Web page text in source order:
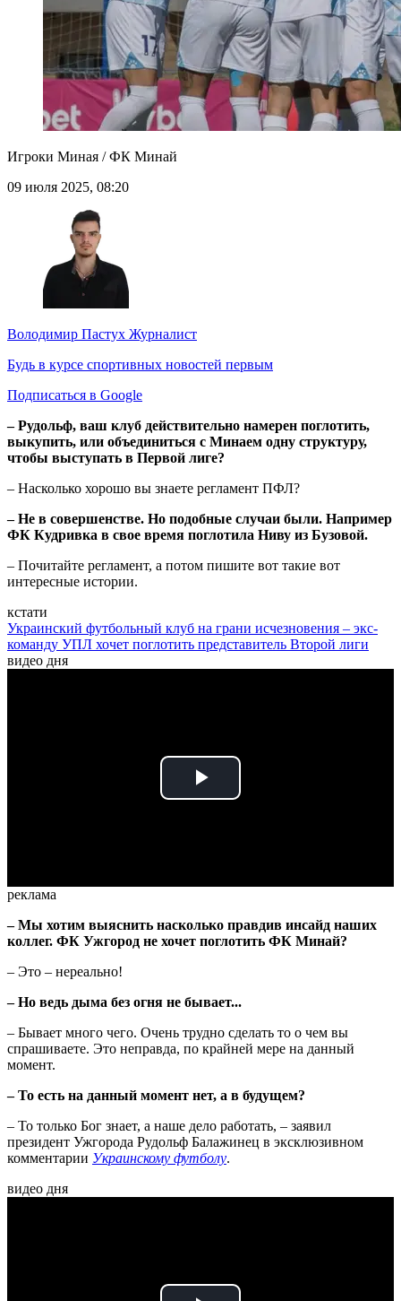
Игроки Миная / ФК Минай
09 июля 2025, 08:20
Володимир Пастух Журналист
Будь в курсе спортивных новостей первым
Подписаться в Google
– Рудольф, ваш клуб действительно намерен поглотить,
выкупить, или объединиться с Минаем одну структуру,
чтобы выступать в Первой лиге?
– Насколько хорошо вы знаете регламент ПФЛ?
– Не в совершенстве. Но подобные случаи были. Например
ФК Кудривка в свое время поглотила Ниву из Бузовой.
– Почитайте регламент, а потом пишите вот такие вот
интересные истории.
кстати
Украинский футбольный клуб на грани исчезновения – экс-
команду УПЛ хочет поглотить представитель Второй лиги
видео дня
Play
реклама
– Мы хотим выяснить насколько правдив инсайд наших
коллег. ФК Ужгород не хочет поглотить ФК Минай?
– Это – нереально!
– Но ведь дыма без огня не бывает...
– Бывает много чего. Очень трудно сделать то о чем вы
спрашиваете. Это неправда, по крайней мере на данный
момент.
– То есть на данный момент нет, а в будущем?
– То только Бог знает, а наше дело работать, – заявил
президент Ужгорода Рудольф Балажинец в эксклюзивном
комментарии Украинскому футболу.
видео дня